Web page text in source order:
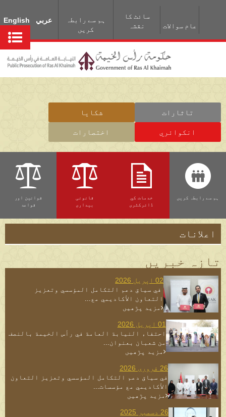
عربي English
ہم سے رابطہ
کریں
سائٹ کا
نقشہ
عام سوالات
تاثارات شكايا
انكوائري اختصارات
ہم سے رابطہ کریں
خدمات کي
ڈائرکٹری
قانونی
بیداری
قوانین اور
قواعد
اعلانات
تازہ خبریں
02 اپریل 2026
⁨ في سياق دعم التكامل المؤسسي وتعزيز
التعاون الأكاديمي مع...
مزید پڑھیں
01 اپریل 2026
احتفاء النيابة العامة في رأس الخيمة بالنصف
من شعبان بعنوان...
مزید پڑھیں
26 فروری 2026
في سياق دعم التكامل المؤسسي وتعزيز التعاون
الأكاديمي مع مؤسسات...
مزید پڑھیں
26 دسمبر 2025